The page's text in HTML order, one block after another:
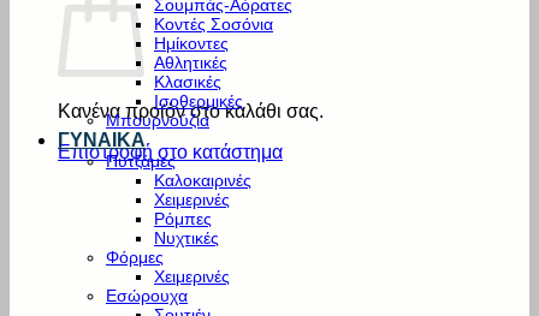
Κανένα προϊόν στο καλάθι σας.
Επιστροφή στο κατάστημα
Σουμπάς-Αόρατες
Κοντές Σοσόνια
Ημίκοντες
Αθλητικές
Κλασικές
Ισοθερμικές
Μπουρνούζια
ΓΥΝΑΙΚΑ
Πυτζάμες
Καλοκαιρινές
Χειμερινές
Ρόμπες
Νυχτικές
Φόρμες
Χειμερινές
Εσώρουχα